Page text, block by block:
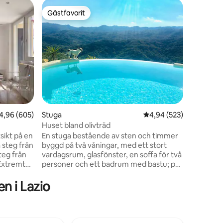
av 5 i genomsnittligt betyg, 605 omdömen
(605)
på en
steg från
-
Gästfavorit
Gästfavorit
Stuga 4,94 av 5 i
4,94 (523)
Huset bland olivträd
En stuga bestående av sten och timmer
byggd på två våningar, med ett stort
vardagsrum, glasfönster, en soffa för två
personer och ett badrum med bastu; på
dubbelsäng. Utomhus finns en stor
trädgård med veranda utrustad med grill
i Lazio